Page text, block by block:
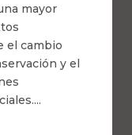
mayor
el cambio
y el